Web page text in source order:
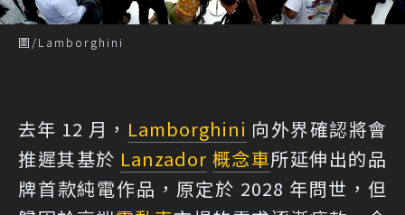
圖/Lamborghini
去年 12 月， Lamborghini 向外界確認將會
推遲其基於 Lanzador 概念車所延伸出的品
牌首款純電作品，原定於 2028 年問世，但